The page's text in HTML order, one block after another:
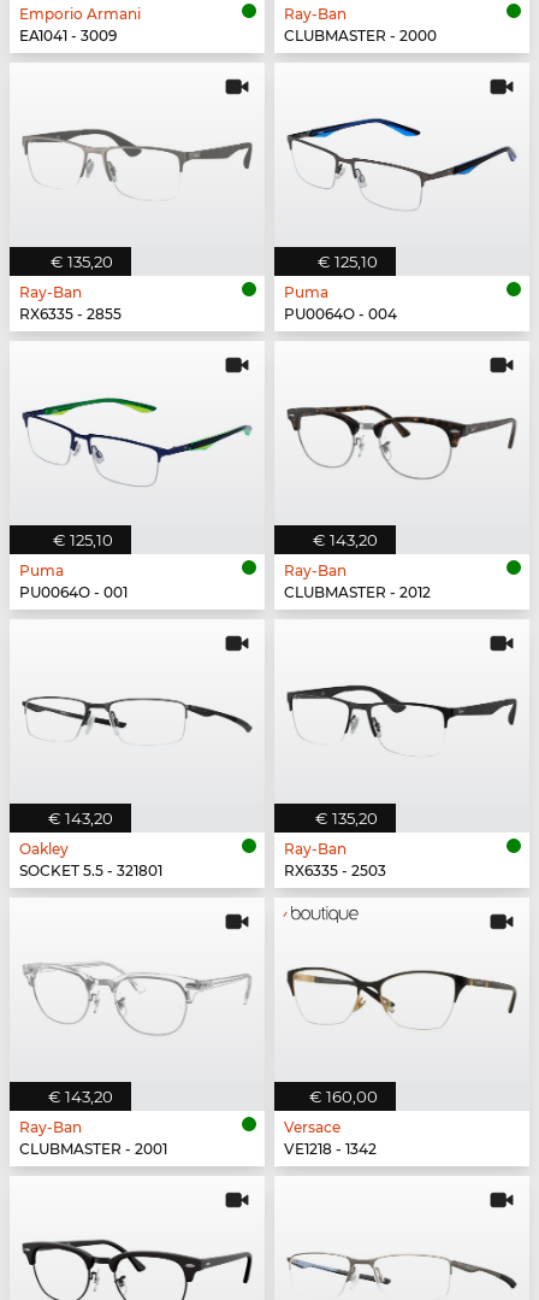
Emporio Armani
EA1041 - 3009
Ray-Ban
CLUBMASTER - 2000
€ 135,20
Ray-Ban
RX6335 - 2855
€ 125,10
Puma
PU0064O - 004
€ 125,10
Puma
PU0064O - 001
€ 143,20
Ray-Ban
CLUBMASTER - 2012
€ 143,20
Oakley
SOCKET 5.5 - 321801
€ 135,20
Ray-Ban
RX6335 - 2503
€ 143,20
Ray-Ban
CLUBMASTER - 2001
€ 160,00
Versace
VE1218 - 1342